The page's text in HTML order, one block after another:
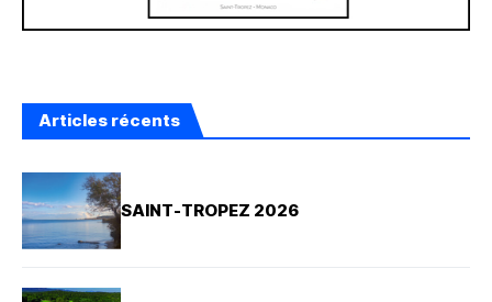
Articles récents
SAINT-TROPEZ 2026